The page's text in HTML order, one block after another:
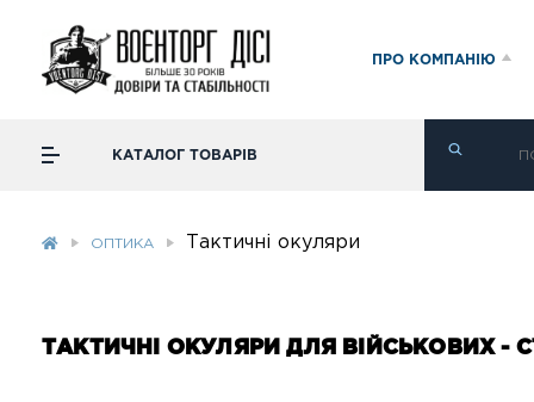
ПРО КОМПАНІЮ
КАТАЛОГ ТОВАРІВ
ОПТИКА Тактичні окуляри
ТАКТИЧНІ ОКУЛЯРИ ДЛЯ ВІЙСЬКОВИХ -